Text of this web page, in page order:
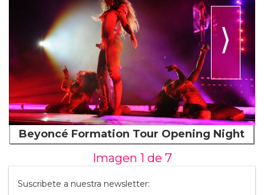
⟩
Beyoncé Formation Tour Opening Night
Imagen 1 de 7
Suscribete a nuestra newsletter: